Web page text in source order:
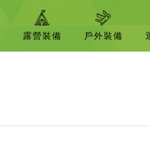
露營裝備 戶外裝備